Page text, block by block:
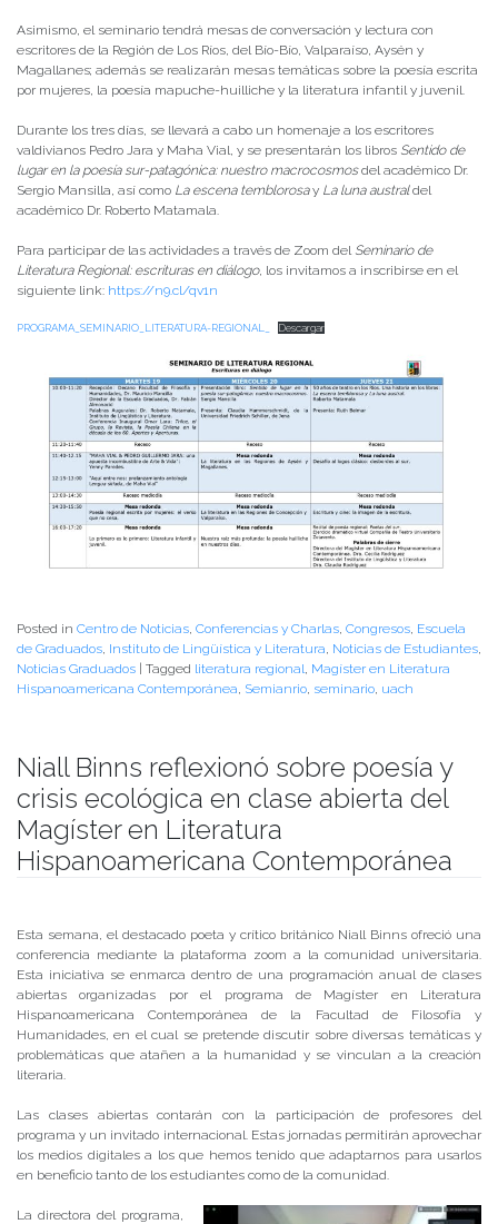
Asimismo, el seminario tendrá mesas de conversación y lectura con
escritores de la Región de Los Ríos, del Bío-Bío, Valparaíso, Aysén y
Magallanes; además se realizarán mesas temáticas sobre la poesía escrita
por mujeres, la poesía mapuche-huilliche y la literatura infantil y juvenil.
Durante los tres días, se llevará a cabo un homenaje a los escritores
valdivianos Pedro Jara y Maha Vial, y se presentarán los libros Sentido de
lugar en la poesía sur-patagónica: nuestro macrocosmosdel académico Dr.
Sergio Mansilla, así como La escena temblorosay La luna australdel
académico Dr. Roberto Matamala.
Para participar de las actividades a través de Zoom del Seminario de
Literatura Regional: escrituras en diálogo, los invitamos a inscribirse en el
siguiente link: https://n9.cl/qv1n
PROGRAMA_SEMINARIO_LITERATURA-REGIONAL_ Descargar
Posted in Centro de Noticias, Conferencias y Charlas, Congresos, Escuela
de Graduados, Instituto de Lingüística y Literatura, Noticias de Estudiantes,
Noticias Graduados
Tagged literatura regional, Magíster en Literatura
Hispanoamericana Contemporánea, Semianrio, seminario, uach
Niall Binns reflexionó sobre poesía y
crisis ecológica en clase abierta del
Magíster en Literatura
Hispanoamericana Contemporánea
Esta semana, el destacado poeta y crítico británico Niall Binns ofreció una
conferencia mediante la plataforma zoom a la comunidad universitaria.
Esta iniciativa se enmarca dentro de una programación anual de clases
abiertas organizadas por el programa de Magíster en Literatura
Hispanoamericana Contemporánea de la Facultad de Filosofía y
Humanidades, en el cual se pretende discutir sobre diversas temáticas y
problemáticas que atañen a la humanidad y se vinculan a la creación
literaria.
Las clases abiertas contarán con la participación de profesores del
programa y un invitado internacional. Estas jornadas permitirán aprovechar
los medios digitales a los que hemos tenido que adaptarnos para usarlos
en beneficio tanto de los estudiantes como de la comunidad.
La directora del programa,